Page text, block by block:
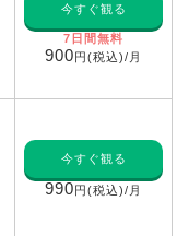
今すぐ観る
7日間無料
900円(税込)/月
今すぐ観る
990円(税込)/月